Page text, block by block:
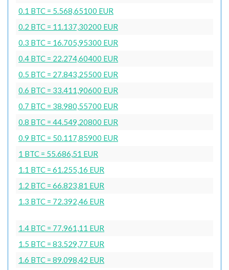
0.1 BTC = 5.568,65100 EUR
0.2 BTC = 11.137,30200 EUR
0.3 BTC = 16.705,95300 EUR
0.4 BTC = 22.274,60400 EUR
0.5 BTC = 27.843,25500 EUR
0.6 BTC = 33.411,90600 EUR
0.7 BTC = 38.980,55700 EUR
0.8 BTC = 44.549,20800 EUR
0.9 BTC = 50.117,85900 EUR
1 BTC = 55.686,51 EUR
1.1 BTC = 61.255,16 EUR
1.2 BTC = 66.823,81 EUR
1.3 BTC = 72.392,46 EUR
1.4 BTC = 77.961,11 EUR
1.5 BTC = 83.529,77 EUR
1.6 BTC = 89.098,42 EUR